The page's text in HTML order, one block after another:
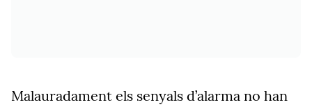
Malauradament els senyals d’alarma no han